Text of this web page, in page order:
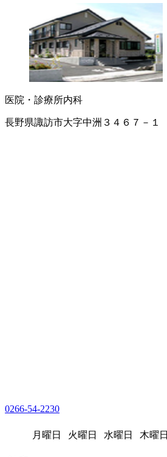
医院・診療所内科
長野県諏訪市大字中洲３４６７－１
0266-54-2230
月曜日 火曜日 水曜日 木曜日